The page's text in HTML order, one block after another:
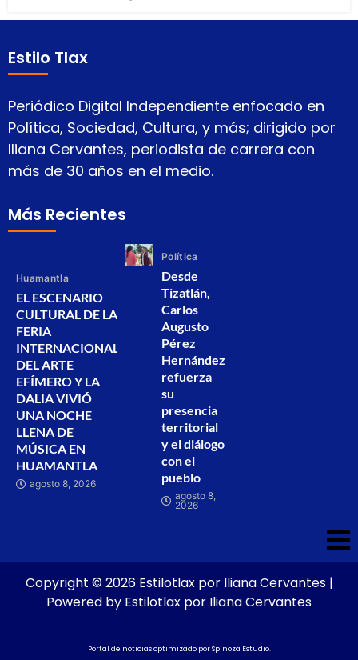
Estilo Tlax
Periódico Digital Independiente enfocado en
Política, Sociedad, Cultura, y más; dirigido por
Iliana Cervantes, periodista de carrera con
más de 30 años en el medio.
Más Recientes
Huamantla
EL ESCENARIO
CULTURAL DE LA
FERIA
INTERNACIONAL
DEL ARTE
EFÍMERO Y LA
DALIA VIVIÓ
UNA NOCHE
LLENA DE
MÚSICA EN
HUAMANTLA
agosto 8, 2026
Política
Desde
Tizatlán,
Carlos
Augusto
Pérez
Hernández
refuerza
su
presencia
territorial
y el diálogo
con el
pueblo
agosto 8,
2026
Copyright © 2026 Estilotlax por Iliana Cervantes |
Powered by Estilotlax por Iliana Cervantes
Portal de noticias optimizado porSpinoza Estudio.